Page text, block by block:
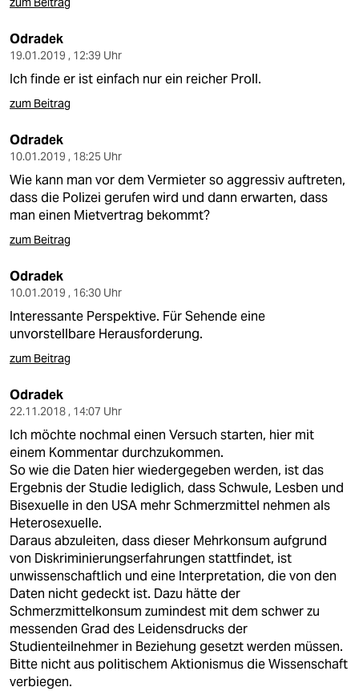
Odradek
19.01.2019 , 12:39 Uhr
Ich finde er ist einfach nur ein reicher Proll.
zum Beitrag
Odradek
10.01.2019 , 18:25 Uhr
Wie kann man vor dem Vermieter so aggressiv auftreten,
dass die Polizei gerufen wird und dann erwarten, dass
man einen Mietvertrag bekommt?
zum Beitrag
Odradek
10.01.2019 , 16:30 Uhr
Interessante Perspektive. Für Sehende eine
unvorstellbare Herausforderung.
zum Beitrag
Odradek
22.11.2018 , 14:07 Uhr
Ich möchte nochmal einen Versuch starten, hier mit
einem Kommentar durchzukommen.
So wie die Daten hier wiedergegeben werden, ist das
Ergebnis der Studie lediglich, dass Schwule, Lesben und
Bisexuelle in den USA mehr Schmerzmittel nehmen als
Heterosexuelle.
Daraus abzuleiten, dass dieser Mehrkonsum aufgrund
von Diskriminierungserfahrungen stattfindet, ist
unwissenschaftlich und eine Interpretation, die von den
Daten nicht gedeckt ist. Dazu hätte der
Schmerzmittelkonsum zumindest mit dem schwer zu
messenden Grad des Leidensdrucks der
Studienteilnehmer in Beziehung gesetzt werden müssen.
Bitte nicht aus politischem Aktionismus die Wissenschaft
verbiegen.